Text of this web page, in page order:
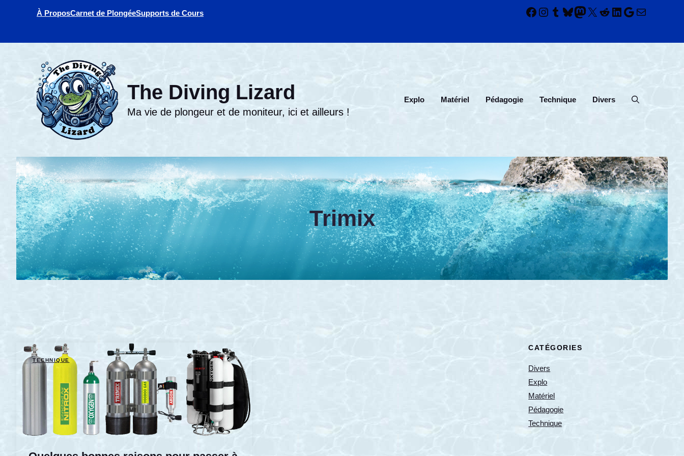
À ProposCarnet de PlongéeSupports de Cours Facebook
Instagram
Tumblr
Bluesky
Mastodon
X Reddit
LinkedIn
Google
E-mail
The Diving Lizard
Ma vie de plongeur et de moniteur, ici et ailleurs !
Explo Matériel Pédagogie Technique Divers
Trimix
TECHNIQUE
CATÉGORIES
Divers
Explo
Matériel
Pédagogie
Technique